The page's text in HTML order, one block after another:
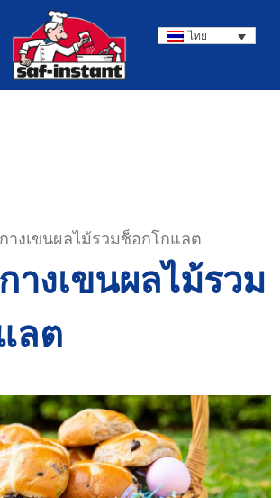
ไทย
างเขนผลไม้รวมช็อกโกแลต
างเขนผลไม้รวม
ลต